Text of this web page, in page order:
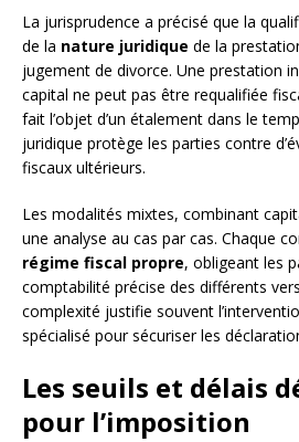
La jurisprudence a précisé que la
de la nature juridique de la
jugement de divorce. Une prestation
capital ne peut pas être requalifiée
fait l’objet d’un étalement dans le
juridique protège les parties contre
fiscaux ultérieurs.
Les modalités mixtes, combinant
une analyse au cas par cas. Chaque
régime fiscal propre, obligeant les
comptabilité précise des différents
complexité justifie souvent
spécialisé pour sécuriser les
Les seuils et délais
pour l’imposition